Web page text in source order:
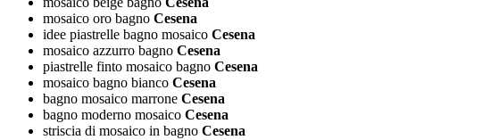
mosaico oro bagno Cesena
idee piastrelle bagno mosaico Cesena
mosaico azzurro bagno Cesena
piastrelle finto mosaico bagno Cesena
mosaico bagno bianco Cesena
bagno mosaico marrone Cesena
bagno moderno mosaico Cesena
striscia di mosaico in bagno Cesena